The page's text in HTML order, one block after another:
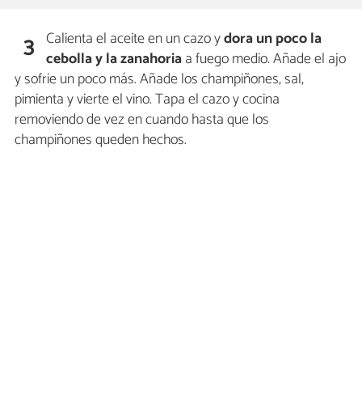
3 Calienta el aceite en un cazo ydora un poco la
cebolla y la zanahoriaa fuego medio. Añade el ajo
y sofrie un poco más. Añade los champiñones, sal,
pimienta y vierte el vino. Tapa el cazo y cocina
removiendo de vez en cuando hasta que los
champiñones queden hechos.